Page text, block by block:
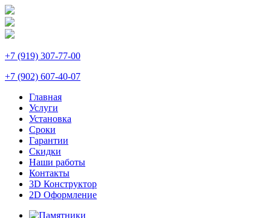
+7 (919) 307-77-00
+7 (902) 607-40-07
Главная
Услуги
Установка
Сроки
Гарантии
Скидки
Наши работы
Контакты
3D Конструктор
2D Оформление